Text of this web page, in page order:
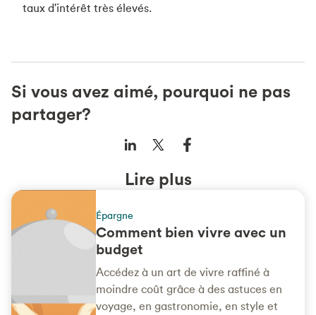
taux d'intérêt très élevés.
Si vous avez aimé, pourquoi ne pas
partager?
Lire plus
Épargne
Comment bien vivre avec un
budget
Accédez à un art de vivre raffiné à
moindre coût grâce à des astuces en
voyage, en gastronomie, en style et